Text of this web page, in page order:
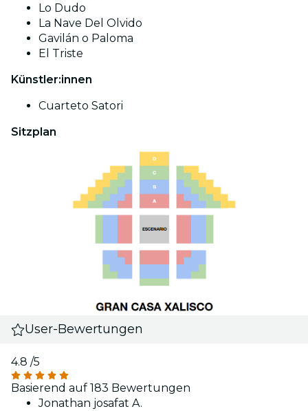
Lo Dudo
La Nave Del Olvido
Gavilán o Paloma
El Triste
Künstler:innen
Cuarteto Satori
Sitzplan
User-Bewertungen
4.8 /5
Basierend auf 183 Bewertungen
Jonathan josafat A.